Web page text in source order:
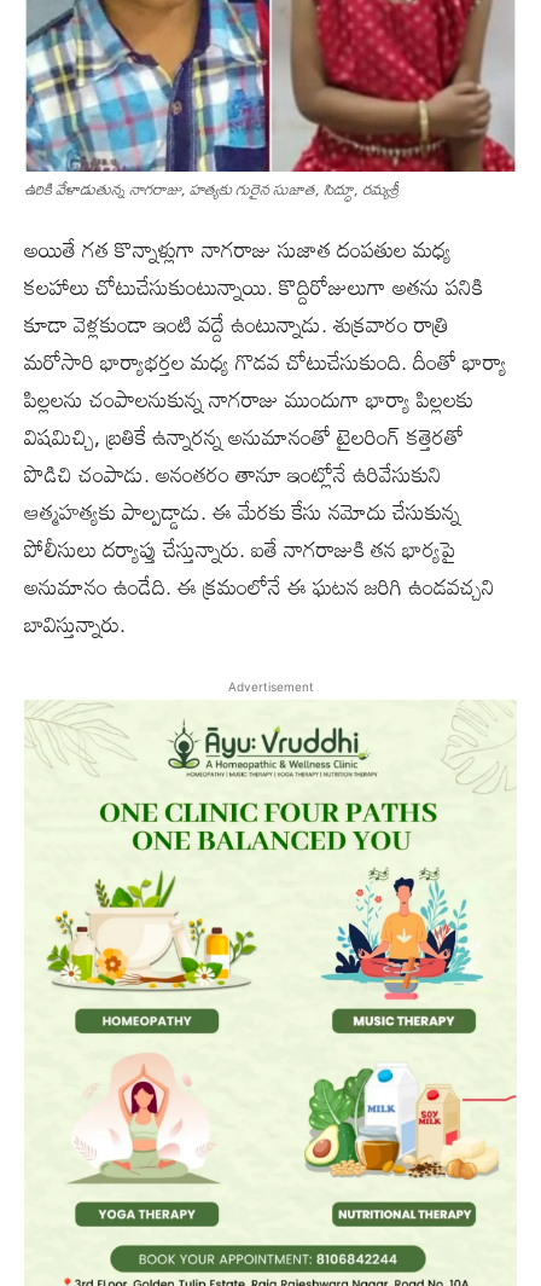
ఉరికి వేళాడుతున్న నాగరాజు, హత్యకు గురైన సుజాత, సిద్ధూ, రమ్యశ్రీ
అయితే గత కొన్నాళ్లుగా నాగరాజు సుజాత దంపతుల మధ్య
కలహాలు చోటుచేసుకుంటున్నాయి. కొద్దిరోజులుగా అతను పనికి
కూడా వెళ్లకుండా ఇంటి వద్దే ఉంటున్నాడు. శుక్రవారం రాత్రి
మరోసారి భార్యాభర్తల మధ్య గొడవ చోటుచేసుకుంది. దీంతో భార్యా
పిల్లలను చంపాలనుకున్న నాగరాజు ముందుగా భార్యా పిల్లలకు
విషమిచ్చి, బ్రతికే ఉన్నారన్న అనుమానంతో టైలరింగ్ కత్తెరతో
పొడిచి చంపాడు. అనంతరం తానూ ఇంట్లోనే ఉరివేసుకుని
ఆత్మహత్యకు పాల్పడ్డాడు. ఈ మేరకు కేసు నమోదు చేసుకున్న
పోలీసులు దర్యాప్తు చేస్తున్నారు. ఐతే నాగరాజుకి తన భార్యపై
అనుమానం ఉండేది. ఈ క్రమంలోనే ఈ ఘటన జరిగి ఉండవచ్చని
బావిస్తున్నారు.
Advertisement